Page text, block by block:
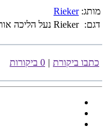
מותג: Rieker
דגם: Rieker נעל הליכה אורטופדית ריקר מעור דגם N1151-00
כתבו ביקורת | 0 ביקורות